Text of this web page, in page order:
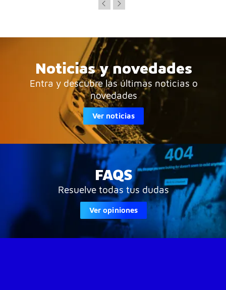
Noticias y novedades
Entra y descubre las últimas noticias o
novedades
Ver noticias
FAQS
Resuelve todas tus dudas
Ver opiniones